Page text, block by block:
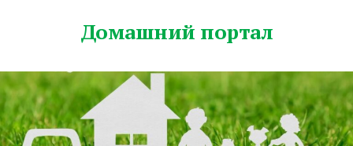
Домашний портал